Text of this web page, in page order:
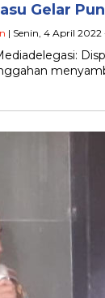
Gelar
| Senin, 4 April 2022